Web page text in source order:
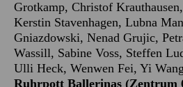
Grotkamp, Christof
Kerstin Stavenhagen, Lubna
Gniazdowski, Nenad Grujic,
Wassill, Sabine Voss, Steffen
Ulli Heck, Wenwen Fei, Yi Wang
Ruhrpott Ballerinas (Zentrum